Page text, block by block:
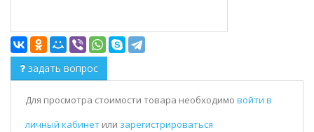
задать вопрос
Для просмотра стоимости товара необходимо войти в
личный кабинет или зарегистрироваться